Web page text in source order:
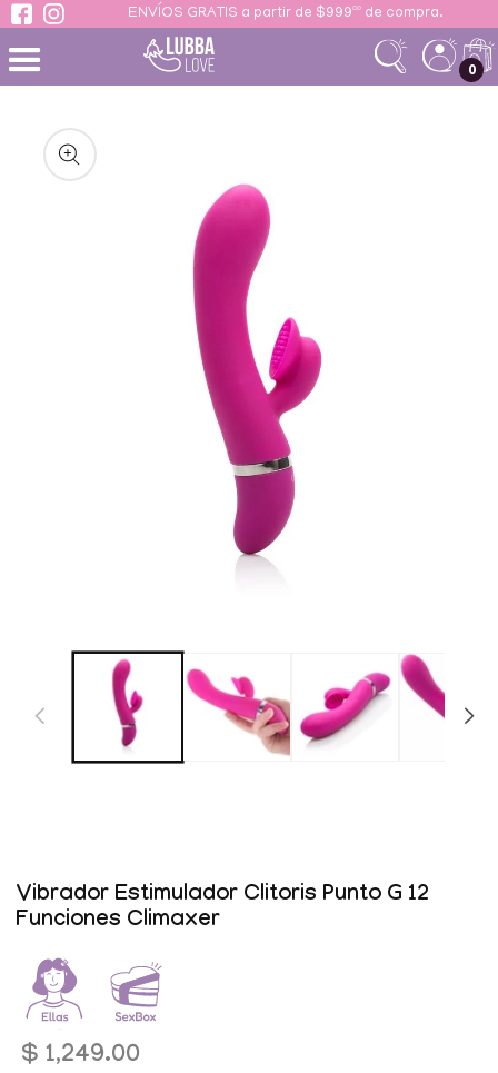
ENVÍOS GRATIS a partir de $999ºº de compra.
0
Ir
directamente
a la
elemento
en
ventana
Vibrador Estimulador Clitoris Punto G 12
Funciones Climaxer
Precio
$ 1,249.00